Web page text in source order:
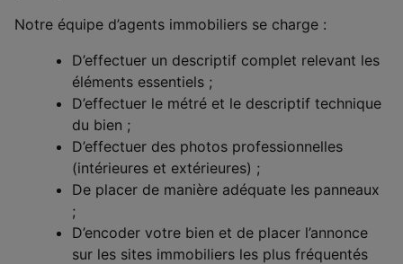
Notre équipe d’agents immobiliers se charge :
D’effectuer un descriptif complet relevant les
éléments essentiels ;
D’effectuer le métré et le descriptif technique
du bien ;
D’effectuer des photos professionnelles
(intérieures et extérieures) ;
De placer de manière adéquate les panneaux
;
D’encoder votre bien et de placer l’annonce
sur les sites immobiliers les plus fréquentés